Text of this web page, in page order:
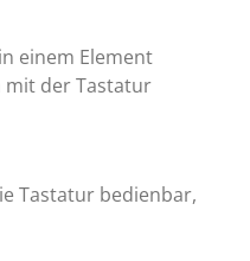
einem Element
mit der Tastatur
Tastatur bedienbar,